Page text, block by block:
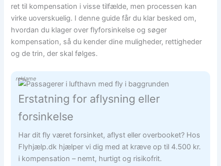
ret til kompensation i visse tilfælde, men processen kan
virke uoverskuelig. I denne guide får du klar besked om,
hvordan du klager over flyforsinkelse og søger
kompensation, så du kender dine muligheder, rettigheder
og de trin, der skal følges.
reklame
Erstatning for aflysning eller
forsinkelse
Har dit fly været forsinket, aflyst eller overbooket? Hos
Flyhjælp.dk hjælper vi dig med at kræve op til 4.500 kr.
i kompensation – nemt, hurtigt og risikofrit.